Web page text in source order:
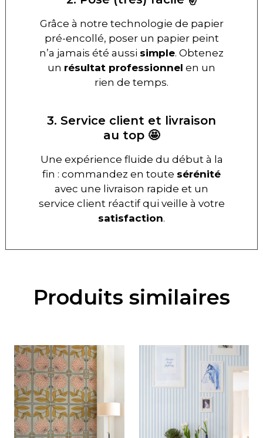
Grâce à notre technologie de papier
pré-encollé, poser un papier peint
n’a jamais été aussi simple. Obtenez
un résultat professionnel en un
rien de temps.
3. Service client et livraison
au top 🤩
Une expérience fluide du début à la
fin : commandez en toute sérénité
avec une livraison rapide et un
service client réactif qui veille à votre
satisfaction.
Produits similaires